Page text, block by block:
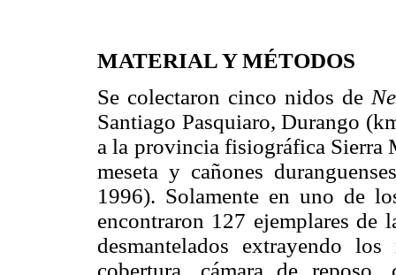
MATERIAL Y MÉTODOS
Se colectaron cinco nidos de
Santiago Pasquiaro, Durango
a la provincia fisiográfica Sierra
meseta y cañones
1996). Solamente en uno de
encontraron 127 ejemplares de
desmantelados extrayendo
cobertura, cámara de